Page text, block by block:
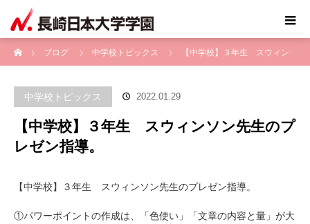
ブログ
中学校トピックス 【中学校】３年生 スウィン
中学校トピックス 2022.01.29
【中学校】３年生 スウィンソン先生のプ
レゼン指導。
【中学校】３年生 スウィンソン先生のプレゼン指導。
①パワーポイントの作成は、「色使い」「文章の内容と量」が大